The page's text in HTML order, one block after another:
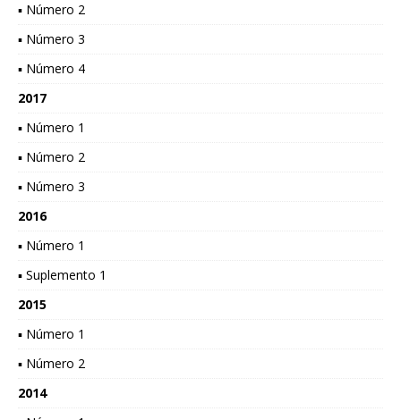
▪ Número 2
▪ Número 3
▪ Número 4
2017
▪ Número 1
▪ Número 2
▪ Número 3
2016
▪ Número 1
▪ Suplemento 1
2015
▪ Número 1
▪ Número 2
2014